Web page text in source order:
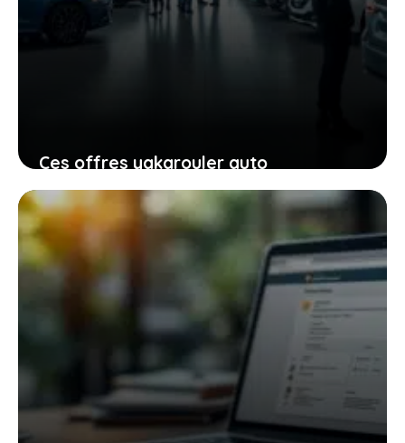
Ces offres yakarouler auto
incontournables pour économiser sans
compromis sur vos attentes
31 décembre 2025